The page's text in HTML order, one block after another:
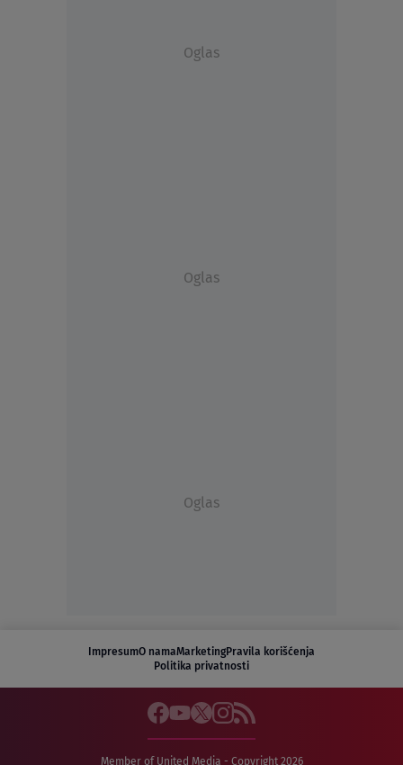
Oglas
Oglas
Oglas
ImpresumO namaMarketingPravila korišćenja
Politika privatnosti
Member of United Media - Copyright 2026